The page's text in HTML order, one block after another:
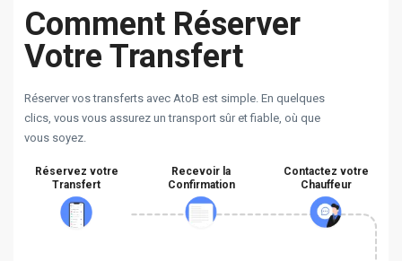
Comment Réserver
Votre Transfert
Réserver vos transferts avec AtoB est simple. En quelques
clics, vous vous assurez un transport sûr et fiable, où que
vous soyez.
Réservez votre
Transfert
Recevoir la
Confirmation
Contactez votre
Chauffeur